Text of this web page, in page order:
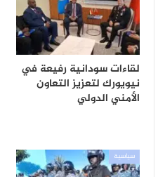
لقاءات سودانية رفيعة في
نيويورك لتعزيز التعاون
الأمني الدولي
سياسية